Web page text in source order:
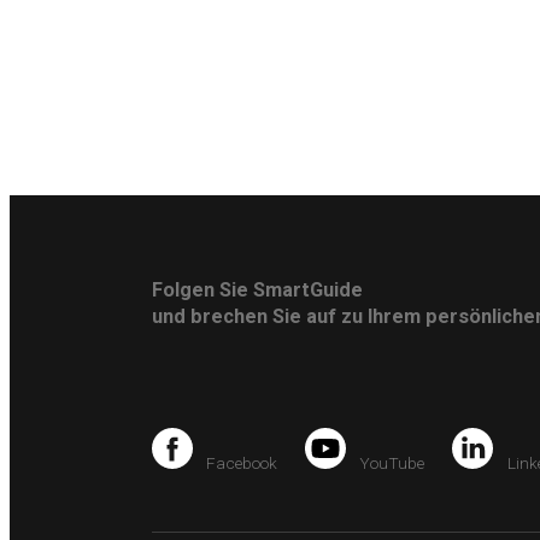
Folgen Sie SmartGuide
und brechen Sie auf zu Ihrem
Facebook YouTube